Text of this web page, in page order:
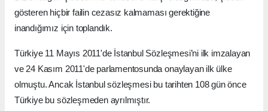
gösteren hiçbir failin cezasız kalmaması gerektiğine
inandığımız için toplandık.
Türkiye 11 Mayıs 2011'de İstanbul Sözleşmesi’ni ilk imzalayan
ve 24 Kasım 2011'de parlamentosunda onaylayan ilk ülke
olmuştu. Ancak İstanbul sözleşmesi bu tarihten 108 gün önce
Türkiye bu sözleşmeden ayrılmıştır.